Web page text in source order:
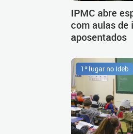
IPMC abre
com aulas de
aposentados
1º lugar no Ideb